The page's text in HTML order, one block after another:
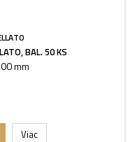
BAL. 50 KS
mm
Viac